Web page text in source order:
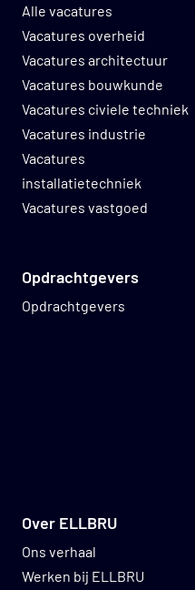
Alle vacatures
Vacatures overheid
Vacatures architectuur
Vacatures bouwkunde
Vacatures civiele techniek
Vacatures industrie
Vacatures
installatietechniek
Vacatures vastgoed
Opdrachtgevers
Opdrachtgevers
Over ELLBRU
Ons verhaal
Werken bij ELLBRU